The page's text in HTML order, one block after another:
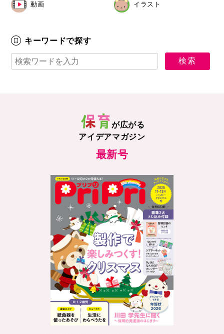
動画 イラスト
キーワードで探す
が広がる
アイデアマガジン
最新号